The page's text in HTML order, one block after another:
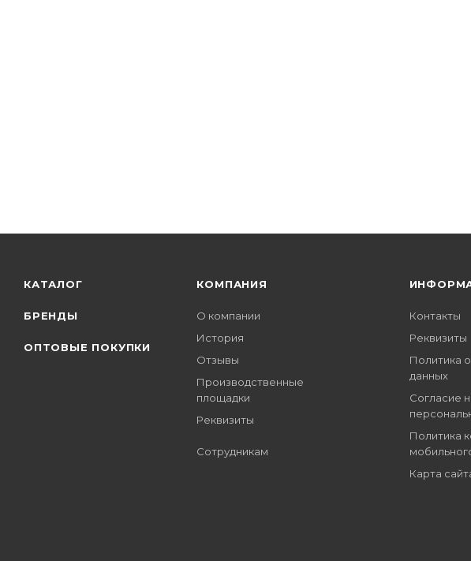
КАТАЛОГ
БРЕНДЫ
ОПТОВЫЕ ПОКУПКИ
КОМПАНИЯ
О компании
История
Отзывы
Производственные
площадки
Реквизиты
Сотрудникам
Контакты
Реквизиты
Политика
данных
Согласие
Политика
Карта